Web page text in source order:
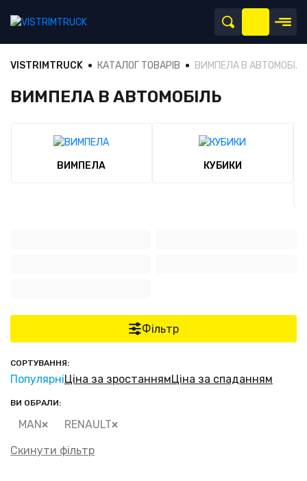
VISTRIMTRUCK КАТАЛОГ ТОВАРІВ ВИМПЕЛА В АВТОМОБІЛЬ
ВИМПЕЛА В АВТОМОБІЛЬ
ВИМПЕЛА КУБИКИ
Фільтр
СОРТУВАННЯ:
ПопулярніЦіна за зростаннямЦіна за спаданням
ВИ ОБРАЛИ:
MAN
RENAULT
Скинути фільтр